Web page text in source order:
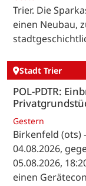
Trier. Die
einen Neubau,
Stadt Trier
POL-PDTR:
Gestern
Birkenfeld (ots)
04.08.2026,
05.08.2026,
einen